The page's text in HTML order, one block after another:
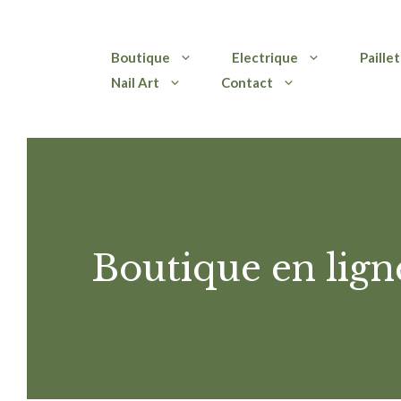
Boutique Electrique
Nail Art
Contact
Boutique en